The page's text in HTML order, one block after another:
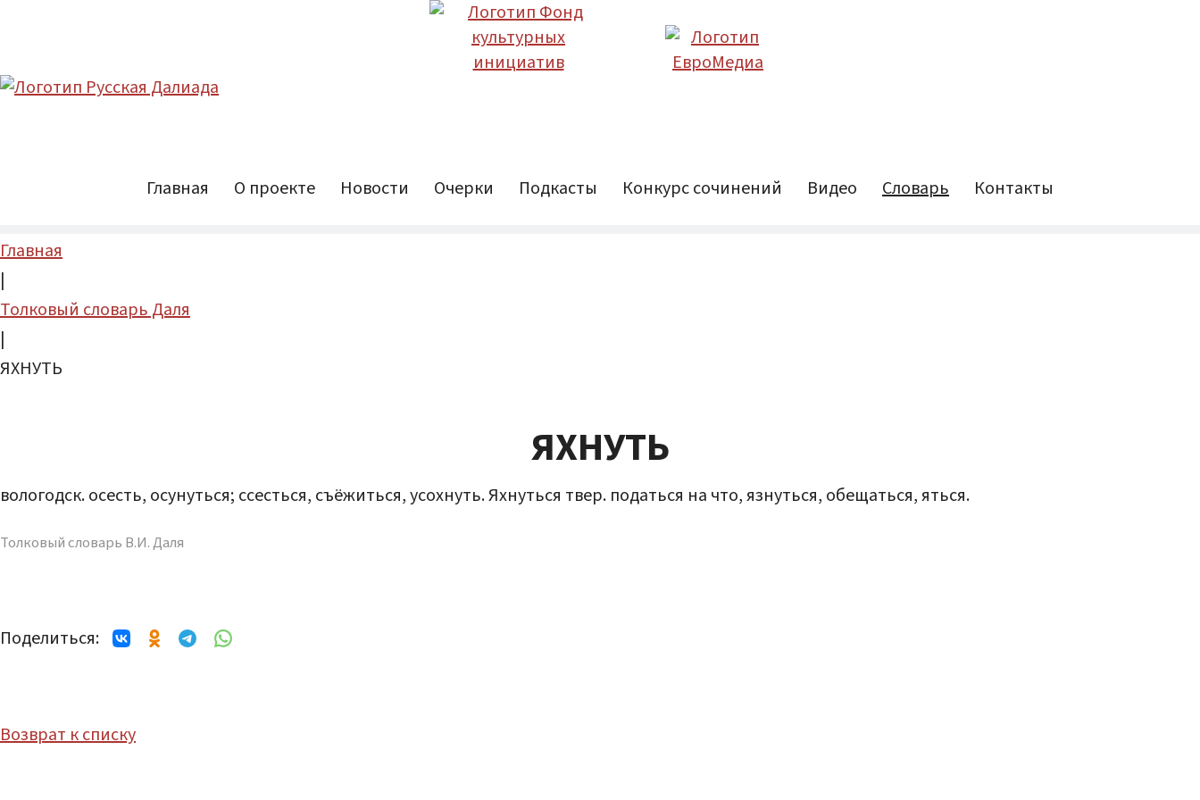
Главная О проекте Новости Очерки Подкасты Конкурс сочинений Видео Словарь Контакты
Главная
|
Толковый словарь Даля
|
ЯХНУТЬ
ЯХНУТЬ
вологодск. осесть, осунуться; ссесться, съёжиться, усохнуть. Яхнуться твер. податься на что, язнуться, обещаться, яться.
Толковый словарь В.И. Даля
Поделиться:
Возврат к списку